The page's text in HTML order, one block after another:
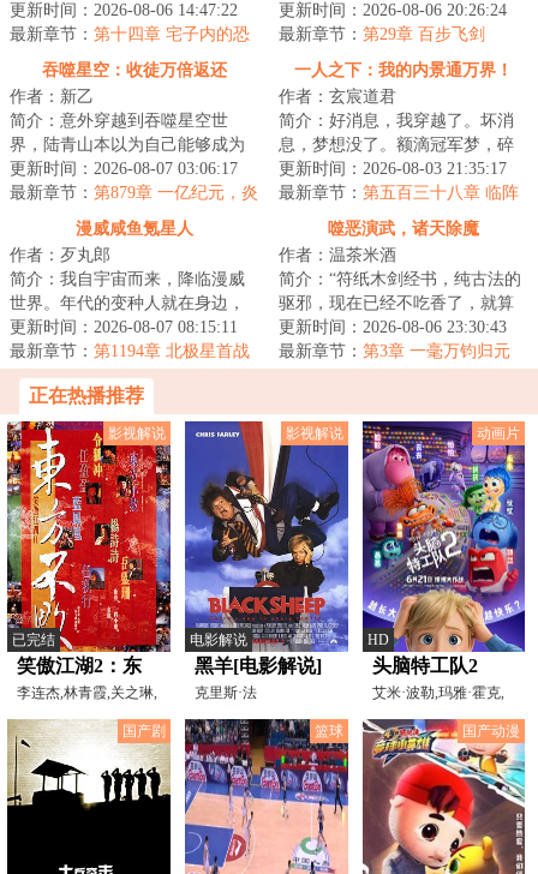
深渊电影院内的演员之一。从今
以后，他需要不...
更新时间：2026-08-06 14:47:22
最新章节： 第十四章 宅子内的恐
怖谜团
我是正气的化身。正气：别来沾
边！一个邪修在...
更新时间：2026-08-06 20:26:24
最新章节： 第29章 百步飞剑
吞噬星空：收徒万倍返还
作者：新乙
简介：意外穿越到吞噬星空世
界，陆青山本以为自己能够成为
强者，不曾想九万年依旧还是宇
宙九阶。就在大限...
更新时间：2026-08-07 03:06:17
最新章节： 第879章 一亿纪元，炎
一人之下：我的内景通万界！
作者：玄宸道君
简介：好消息，我穿越了。坏消
息，梦想没了。额滴冠军梦，碎
咧！好消息，自己这具身体觉醒
成为了异人。坏...
更新时间：2026-08-03 21:35:17
最新章节： 第五百三十八章 临阵
突破，天命之子的待遇
漫威咸鱼氪星人
作者：歹丸郎
简介：我自宇宙而来，降临漫威
世界。年代的变种人就在身边，
但社会依旧安逸。在没有外置大
脑的协助下，我...
更新时间：2026-08-07 08:15:11
最新章节： 第1194章 北极星首战
噬恶演武，诸天除魔
作者：温茶米酒
简介：“符纸木剑经书，纯古法的
驱邪，现在已经不吃香了，就算
术士出门，都得带个二百斤的香
炉防身，你不...
更新时间：2026-08-06 23:30:43
最新章节： 第3章 一毫万钧归元
正在热播推荐
影视解说
已完结
笑傲江湖2：东
方不败[电影解
说]
李连杰,林青霞,关之琳,
李嘉欣,李子雄,余安
影视解说
电影解说
黑羊[电影解说]
克里斯·法
利,DavidSpade,TimMatheson
动画片
HD
头脑特工队2
艾米·波勒,玛雅·霍克,
肯辛顿·托尔曼,莉
国产剧
篮球 国产动漫